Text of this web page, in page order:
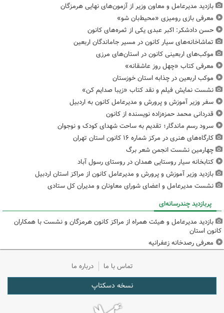
بازدید مدیرعامل و معاون وزیر از آزمون‌های نهایی هرمزگان
معرفی بازی رومیزی «محیط‌بان شو»
حسن دادشکر: اکبر عبدی یکی از ثمره‌های کانون
تماشاخانه‌های سیار کانون در مسیر جاماندگان اربعین
موکب‌های اربعینی کانون در استان‌های مرزی
معرفی کتاب «چهل روز عاشقانه»
موکب اربعین در چذابه استان خوزستان
نشست نمایش فیلم و نقد کتاب «زیبا صدایم کن»
سفر وزیر آموزش و پرورش و مدیرعامل کانون به اردبیل
قدردانی محمد حمزه‌زاده نویسنده از کانون
سرود رسم ماندگار؛ تقدیم به ساحت شهدای کودک و نوجوان
کارگاه‌های هنری در مرکز شماره ۱۶ کانون استان تهران
چهارمین نشست انجمن شعر برگ
کتابخانه سیار روستایی همدان در روستای رسول آباد
بازدید وزیر آموزش و پرورش و مدیرعامل کانون از مراکز استان اردبیل
نشست مدیرعامل و اعضای شورای معاونان و مدیران کل ستادی
پربازدید چندرسانه‌ای
بازدید مدیرعامل و هیئت همراه از مراکز کانون هرمزگان و نشست با همکاران
کانون استان
معرفی رصدخانه زعفرانیه
تماس با ما درباره ما
نسخه دسکتاپ